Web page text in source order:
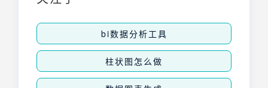
bi数据分析工具
柱状图怎么做